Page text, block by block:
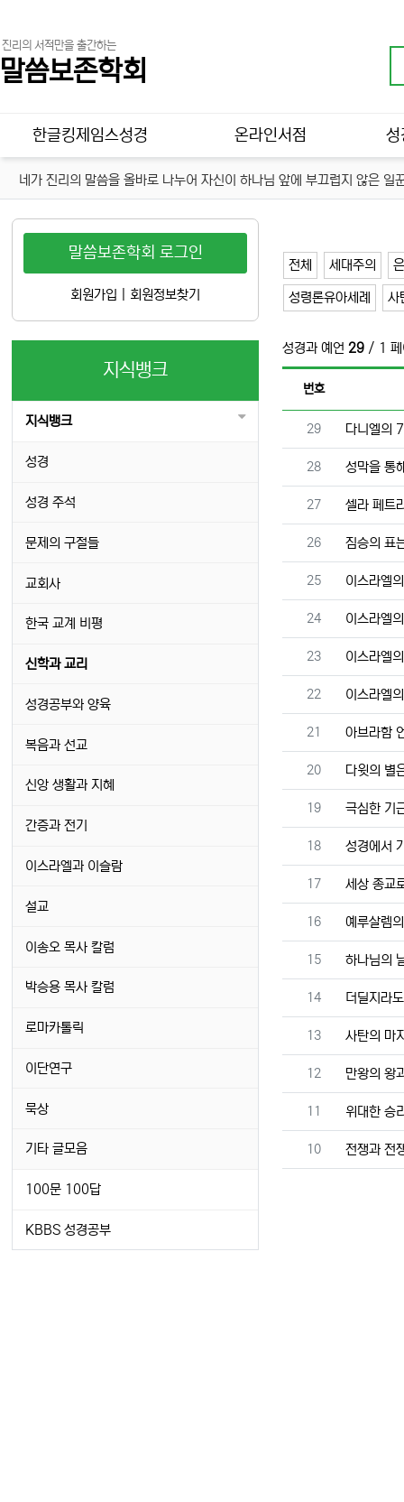
진리의 서적만을 출간하는
말씀보존학회
메인 메뉴
한글킹제임스성경 온라인서점 성
네가 진리의 말씀을 올바로 나누어 자신이 하나님 앞에 부끄럽지 않은
전체 세대주의
성령론유아세례 사
성경과 예언 29 / 1 페
번호
번호
29 다니엘의
번호
28 성막을 통
번호
27 셀라 페트
번호
26 짐승의 표
번호
25 이스라엘
번호
24 이스라엘
번호
23 이스라엘
번호
22 이스라엘
번호
21 아브라함
번호
20 다윗의 별
번호
19 극심한 기
번호
18 성경에서
번호
17 세상 종교
번호
16 예루살렘
번호
15 하나님의
번호
14 더딜지라
번호
13 사탄의 마
번호
12 만왕의 왕
번호
11 위대한 승
번호
10 전쟁과 전
말씀보존학회 로그인
회원가입 회원정보찾기
지식뱅크
지식뱅크
성경
성경 주석
문제의 구절들
교회사
한국 교계 비평
신학과 교리
성경공부와 양육
복음과 선교
신앙 생활과 지혜
간증과 전기
이스라엘과 이슬람
설교
이송오 목사 칼럼
박승용 목사 칼럼
로마카톨릭
이단연구
묵상
기타 글모음
100문 100답
KBBS 성경공부